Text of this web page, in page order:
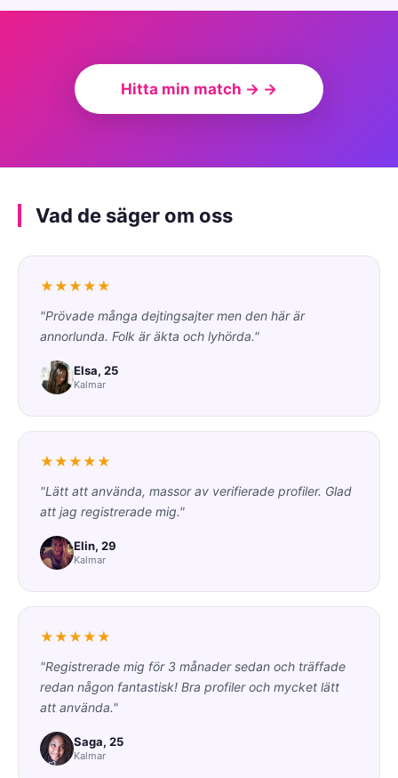
Hitta min match → →
Vad de säger om oss
★★★★★
"Prövade många dejtingsajter men den här är
annorlunda. Folk är äkta och lyhörda."
Elsa, 25
Kalmar
★★★★★
"Lätt att använda, massor av verifierade profiler. Glad
att jag registrerade mig."
Elin, 29
Kalmar
★★★★★
"Registrerade mig för 3 månader sedan och träffade
redan någon fantastisk! Bra profiler och mycket lätt
att använda."
Saga, 25
Kalmar